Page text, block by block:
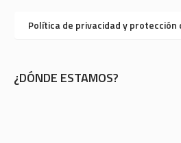
Política de privacidad y protección
¿DÓNDE ESTAMOS?